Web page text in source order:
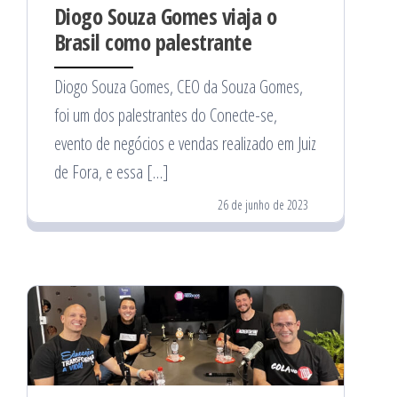
Diogo Souza Gomes viaja o
Brasil como palestrante
Diogo Souza Gomes, CEO da Souza Gomes,
foi um dos palestrantes do Conecte-se,
evento de negócios e vendas realizado em Juiz
de Fora, e essa […]
26 de junho de 2023